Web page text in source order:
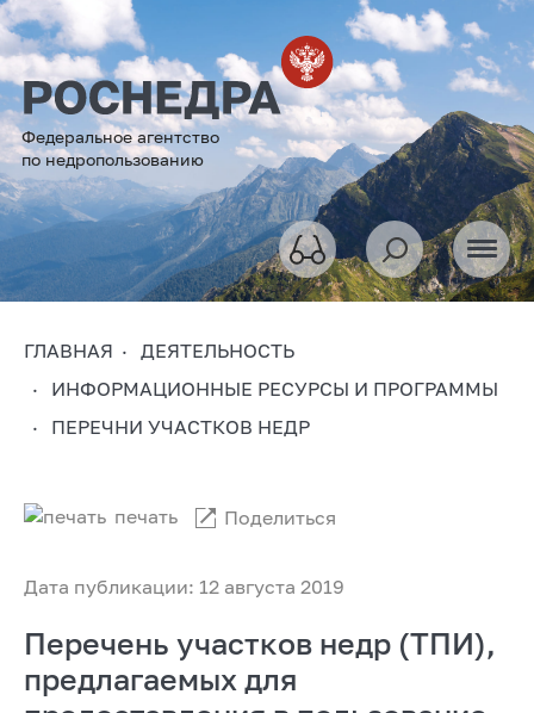
Федеральное агентство
по недропользованию
ГЛАВНАЯ
ДЕЯТЕЛЬНОСТЬ
ИНФОРМАЦИОННЫЕ РЕСУРСЫ И ПРОГРАММЫ
ПЕРЕЧНИ УЧАСТКОВ НЕДР
Дата публикации: 12 августа 2019
печать Поделиться
Перечень участков недр (ТПИ),
предлагаемых для